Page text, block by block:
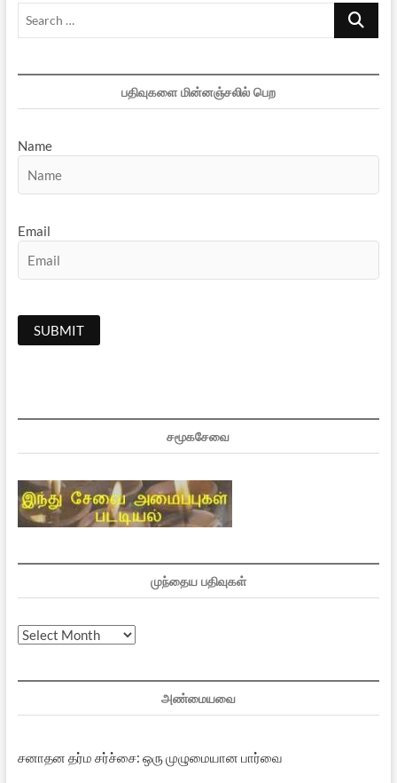
Search
பதிவுகளை மின்னஞ்சலில் பெற
Name
Email
சமூகசேவை
முந்தைய பதிவுகள்
முந்தைய
அண்மையவை
சனாதன தர்ம சர்ச்சை: ஒரு முழுமையான பார்வை